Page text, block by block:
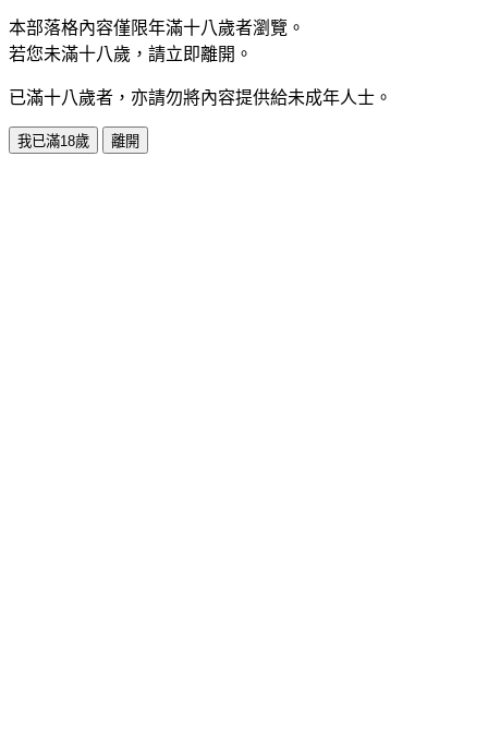
本部落格內容僅限年滿十八歲者瀏覽。
若您未滿十八歲，請立即離開。
已滿十八歲者，亦請勿將內容提供給未成年人士。
我已滿18歲 離開